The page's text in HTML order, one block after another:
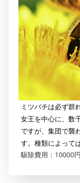
ミツバチは必ず群
女王を中心に、数
ですが、集団で襲
す。種類によって
駆除費用：10000